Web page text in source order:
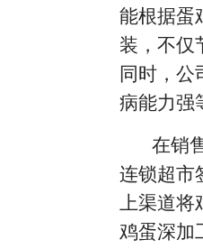
能根据蛋
装，不仅
同时，公
病能力强
在销
连锁超市
上渠道将
鸡蛋深加